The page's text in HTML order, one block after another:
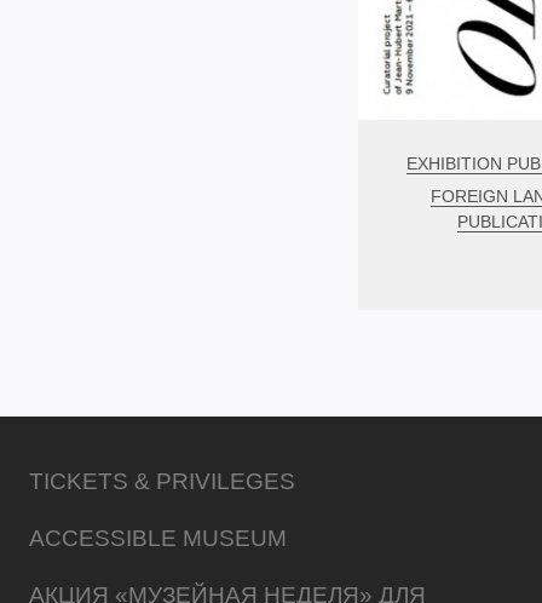
EXHIBITION
FOREIGN
TICKETS & PRIVILEGES
ACCESSIBLE MUSEUM
АКЦИЯ «МУЗЕЙНАЯ НЕДЕЛЯ» ДЛЯ